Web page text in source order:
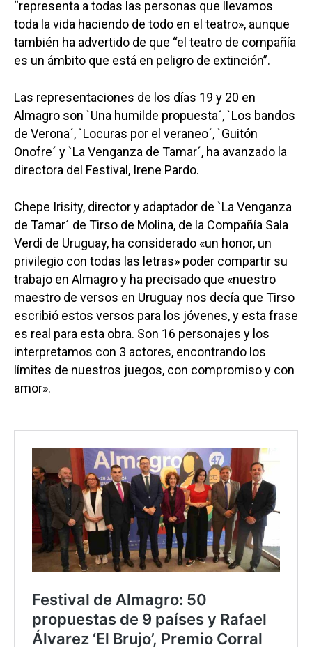
“representa a todas las personas que llevamos
toda la vida haciendo de todo en el teatro», aunque
también ha advertido de que “el teatro de compañía
es un ámbito que está en peligro de extinción”.
Las representaciones de los días 19 y 20 en
Almagro son `Una humilde propuesta´, `Los bandos
de Verona´, `Locuras por el veraneo´, `Guitón
Onofre´ y `La Venganza de Tamar´, ha avanzado la
directora del Festival, Irene Pardo.
Chepe Irisity, director y adaptador de `La Venganza
de Tamar´ de Tirso de Molina, de la Compañía Sala
Verdi de Uruguay, ha considerado «un honor, un
privilegio con todas las letras» poder compartir su
trabajo en Almagro y ha precisado que «nuestro
maestro de versos en Uruguay nos decía que Tirso
escribió estos versos para los jóvenes, y esta frase
es real para esta obra. Son 16 personajes y los
interpretamos con 3 actores, encontrando los
límites de nuestros juegos, con compromiso y con
amor».